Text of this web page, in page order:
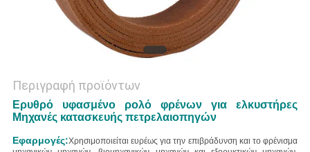
Περιγραφή προϊόντων
Ερυθρό υφασμένο ρολό φρένων για ελκυστήρες
Μηχανές κατασκευής πετρελαιοπηγών
Εφαρμογές:Χρησιμοποιείται ευρέως για την επιβράδυνση και το φρένισμα